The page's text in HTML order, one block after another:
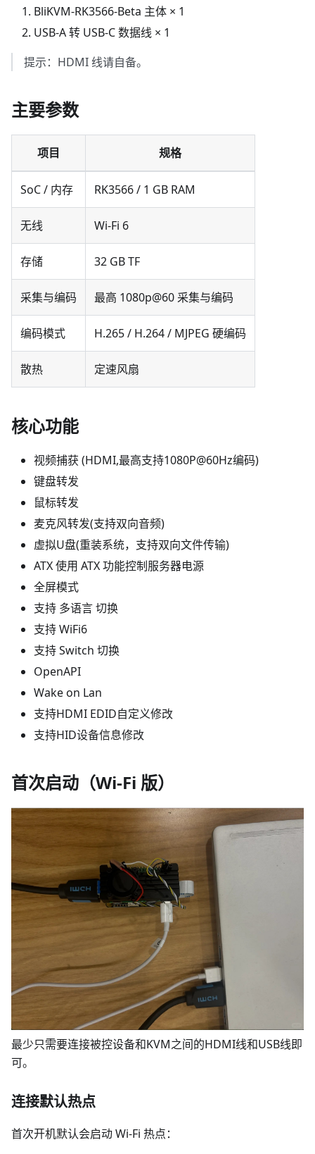
BliKVM‑RK3566‑Beta 主体 × 1
USB‑A 转 USB‑C 数据线 × 1
提示：HDMI 线请自备。
主要参数
项目 规格
SoC / 内存 RK3566 / 1 GB RAM
无线 Wi‑Fi 6
存储 32 GB TF
采集与编码 最高 1080p@60 采集与编码
编码模式 H.265 / H.264 / MJPEG 硬编码
散热 定速风扇
核心功能
视频捕获 (HDMI,最高支持1080P@60Hz编码)
键盘转发
鼠标转发
麦克风转发(支持双向音频)
虚拟U盘(重装系统，支持双向文件传输)
ATX 使用 ATX 功能控制服务器电源
全屏模式
支持 多语言 切换
支持 WiFi6
支持 Switch 切换
OpenAPI
Wake on Lan
支持HDMI EDID自定义修改
支持HID设备信息修改
首次启动（Wi‑Fi 版）
最少只需要连接被控设备和KVM之间的HDMI线和USB线即
可。
连接默认热点
首次开机默认会启动 Wi‑Fi 热点：